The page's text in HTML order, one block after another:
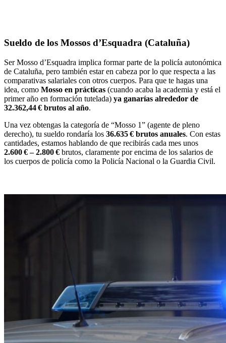
Sueldo de los Mossos d’Esquadra (Cataluña)
Ser Mosso d’Esquadra implica formar parte de la policía autonómica
de Cataluña, pero también estar en cabeza por lo que respecta a las
comparativas salariales con otros cuerpos. Para que te hagas una
idea, como Mosso en prácticas (cuando acaba la academia y está el
primer año en formación tutelada) ya ganarías alrededor de
32.362,44 € brutos al año.
Una vez obtengas la categoría de “Mosso 1” (agente de pleno
derecho), tu sueldo rondaría los 36.635 € brutos anuales. Con estas
cantidades, estamos hablando de que recibirás cada mes unos
2.600 € – 2.800 € brutos, claramente por encima de los salarios de
los cuerpos de policía como la Policía Nacional o la Guardia Civil.